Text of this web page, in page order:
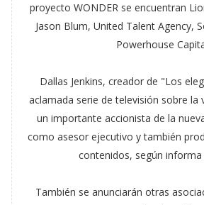
proyecto WONDER se encuentran
Jason Blum, United Talent Agency,
Powerhouse
Dallas Jenkins, creador de "Los
aclamada serie de televisión sobre la
un importante accionista de la
como asesor ejecutivo y también
contenidos, según informa
También se anunciarán otras